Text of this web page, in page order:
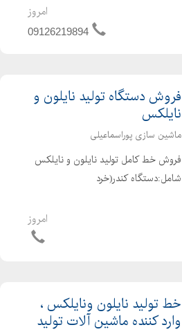
قیمت و کیفیت تولید کننده دیگ بخار
برای صنایع غذایی و لبنی ازجمله: صنایع
امروز
09126219894
فروش دستگاه تولید نایلون و
نایلکس
ماشین سازی پوراسماعیلی
فروش خط کامل تولید نایلون و نایلکس
شامل:دستگاه کندر(خرد
دوخت دوطبقه اتوماتیک.دستگاه دستهامروز
خط تولید نایلون ونایلکس ،
وارد کننده ماشین آلات تولید